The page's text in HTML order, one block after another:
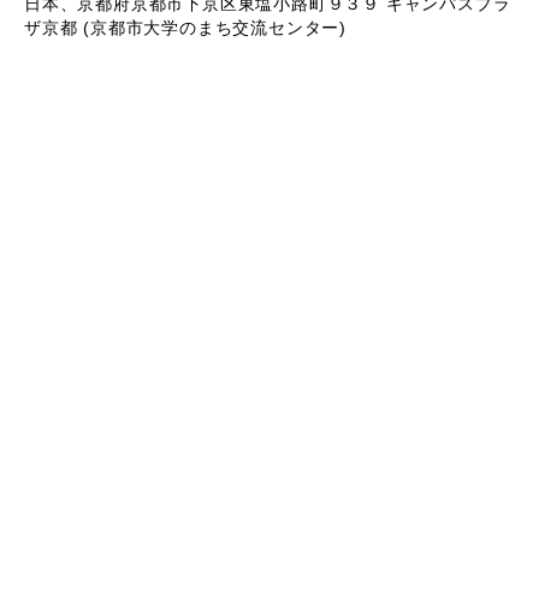
日本、京都府京都市下京区東塩小路町９３９ キャンパスプラ
ザ京都 (京都市大学のまち交流センター)